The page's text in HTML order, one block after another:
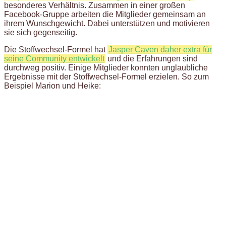
besonderes Verhältnis. Zusammen in einer großen
Facebook-Gruppe arbeiten die Mitglieder gemeinsam an
ihrem Wunschgewicht. Dabei unterstützen und motivieren
sie sich gegenseitig.
Die Stoffwechsel-Formel hat Jasper Caven daher extra für
seine Community entwickelt und die Erfahrungen sind
durchweg positiv. Einige Mitglieder konnten unglaubliche
Ergebnisse mit der Stoffwechsel-Formel erzielen. So zum
Beispiel Marion und Heike: